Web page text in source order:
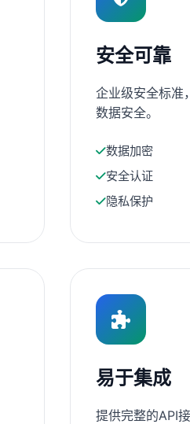
安全可靠
企业级安全标准
数据安全。
数据加密
安全认证
隐私保护
易于集成
提供完整的API